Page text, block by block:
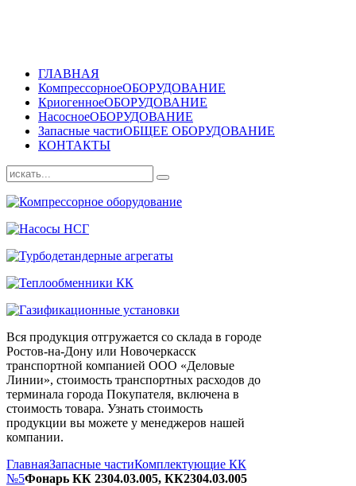
ГЛАВНАЯ
КомпрессорноеОБОРУДОВАНИЕ
КриогенноеОБОРУДОВАНИЕ
НасосноеОБОРУДОВАНИЕ
Запасные частиОБЩЕЕ ОБОРУДОВАНИЕ
КОНТАКТЫ
Вся продукция отгружается со склада в городе
Ростов-на-Дону или Новочеркасск
транспортной компанией ООО «Деловые
Линии», стоимость транспортных расходов до
терминала города Покупателя, включена в
стоимость товара. Узнать стоимость
продукции вы можете у менеджеров нашей
компании.
ГлавнаяЗапасные частиКомплектующие КК
№5Фонарь КК 2304.03.005, КК2304.03.005